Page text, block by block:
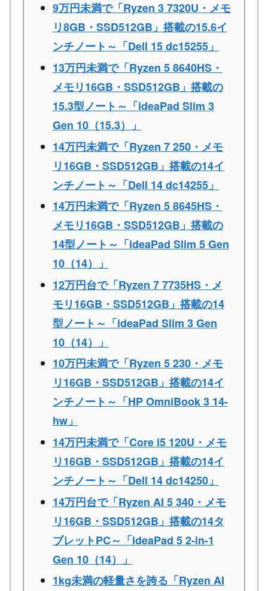
9万円未満で「Ryzen 3 7320U・メモ
リ8GB・SSD512GB」搭載の15.6イ
ンチノート～「Dell 15 dc15255」
13万円未満で「Ryzen 5 8640HS・
メモリ16GB・SSD512GB」搭載の
15.3型ノート～「ideaPad Slim 3
Gen 10（15.3）」
14万円未満で「Ryzen 7 250・メモ
リ16GB・SSD512GB」搭載の14イ
ンチノート～「Dell 14 dc14255」
14万円未満で「Ryzen 5 8645HS・
メモリ16GB・SSD512GB」搭載の
14型ノート～「ideaPad Slim 5 Gen
10（14）」
12万円台で「Ryzen 7 7735HS・メ
モリ16GB・SSD512GB」搭載の14
型ノート～「ideaPad Slim 3 Gen
10（14）」
10万円未満で「Ryzen 5 230・メモ
リ16GB・SSD512GB」搭載の14イ
ンチノート～「HP OmniBook 3 14-
hw」
14万円未満で「Core i5 120U・メモ
リ16GB・SSD512GB」搭載の14イ
ンチノート～「Dell 14 dc14250」
14万円台で「Ryzen AI 5 340・メモ
リ16GB・SSD512GB」搭載の14タ
ブレットPC～「ideaPad 5 2-in-1
Gen 10（14）」
1kg未満の軽量さを誇る「Ryzen AI